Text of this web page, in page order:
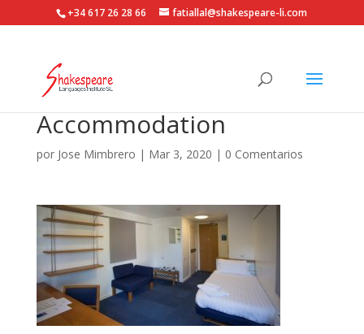
+34 617 26 28 66 fatiallal@shakespeare-li.com
Accommodation
por Jose Mimbrero | Mar 3, 2020 | 0 Comentarios